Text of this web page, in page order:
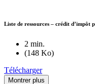
Liste de ressources – crédit d’impôt
2 min.
(148 Ko)
Télécharger
Montrer plus